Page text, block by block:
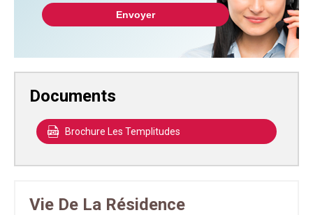
Documents
Brochure Les Templitudes
Vie De La Résidence